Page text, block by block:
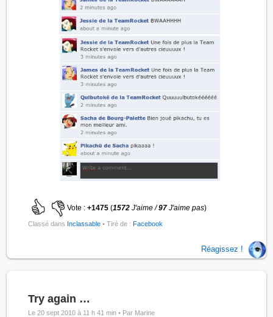
Vote :+1475 (1572J'aime /97 J'aime pas)
Classé dans Inclassable • Tiré de :Facebook
Réagissez !
Try again …
Le 20 sept 2010 à 11 h 41 min • Par Marine